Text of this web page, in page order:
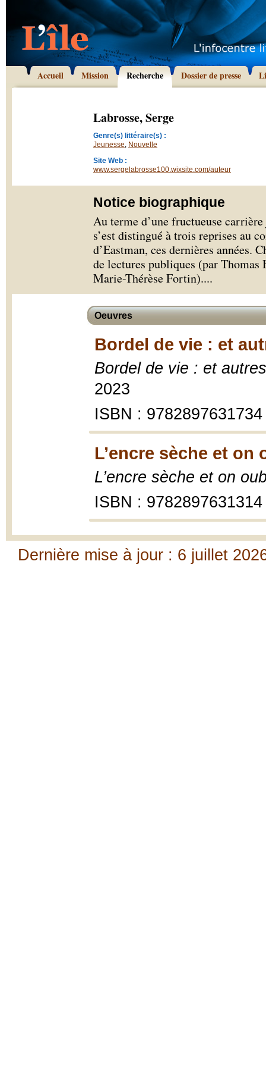
Accueil Mission Recherche Dossier de presse
Labrosse, Serge
Genre(s) littéraire(s) :
Jeunesse, Nouvelle
Site Web :
www.sergelabrosse100.wixsite.com/auteur
Notice biographique
Au terme d’une fructueuse
s’est distingué à trois reprises au
d’Eastman, ces dernières années.
de lectures publiques (par
Marie-Thérèse Fortin)....
Oeuvres
Bordel de vie : et
Bordel de vie : et
2023
ISBN : 9782897631734
L’encre sèche et on
L’encre sèche et on
ISBN : 9782897631314
Dernière mise à jour : 6 juillet